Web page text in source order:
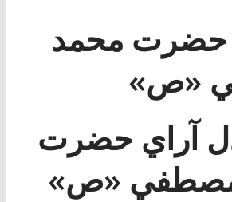
حضرت محمد
«ص»
آراي حضرت
«ص»